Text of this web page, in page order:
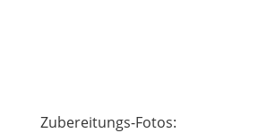
Zubereitungs-Fotos: